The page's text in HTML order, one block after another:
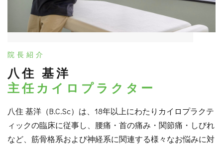
院長紹介
八住 基洋
主任カイロプラクター
八住 基洋（B.C.Sc）は、18年以上にわたりカイロプラクテ
ィックの臨床に従事し、腰痛・首の痛み・関節痛・しびれ
など、筋骨格系および神経系に関連する様々なお悩みに対